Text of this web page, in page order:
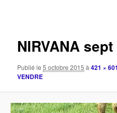
NIRVANA
Publié le5 octobre 2015 à421 × 601
VENDRE